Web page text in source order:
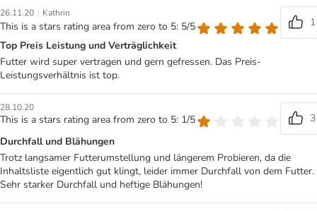
26.11.20 | Kathrin
This is a stars rating area from zero to 5: 5/5
1
Top Preis Leistung und Verträglichkeit
Futter wird super vertragen und gern gefressen. Das Preis-
Leistungsverhältnis ist top.
28.10.20
This is a stars rating area from zero to 5: 1/5
3
Durchfall und Blähungen
Trotz langsamer Futterumstellung und längerem Probieren, da die
Inhaltsliste eigentlich gut klingt, leider immer Durchfall von dem Futter.
Sehr starker Durchfall und heftige Blähungen!